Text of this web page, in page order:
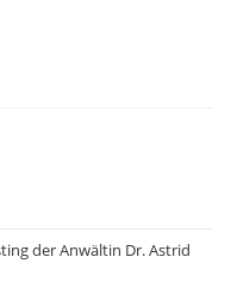
der Anwältin Dr. Astrid